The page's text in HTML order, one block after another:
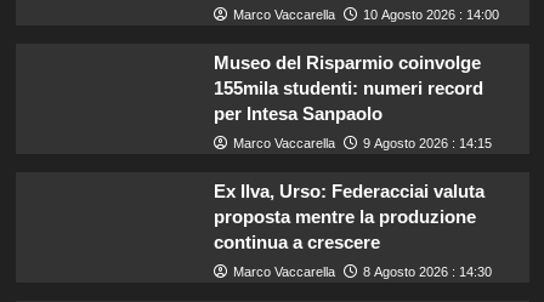
Marco Vaccarella 10 Agosto 2026 : 14:00
Museo del Risparmio coinvolge
155mila studenti: numeri record
per Intesa Sanpaolo
Marco Vaccarella 9 Agosto 2026 : 14:15
Ex Ilva, Urso: Federacciai valuta
proposta mentre la produzione
continua a crescere
Marco Vaccarella 8 Agosto 2026 : 14:30